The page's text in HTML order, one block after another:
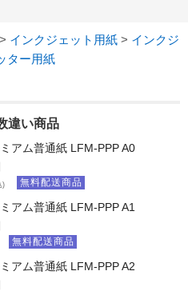
> インクジェット用紙 > インクジ
ター用紙
違い商品
アム普通紙 LFM-PPP A0
) 無料配送商品
アム普通紙 LFM-PPP A1
無料配送商品
アム普通紙 LFM-PPP A2